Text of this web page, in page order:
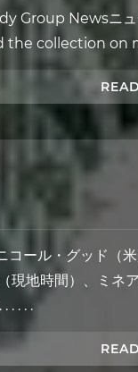
Group Newsニ
the collection on
ール・グッド（
現地時間）、ミネ
. . . .